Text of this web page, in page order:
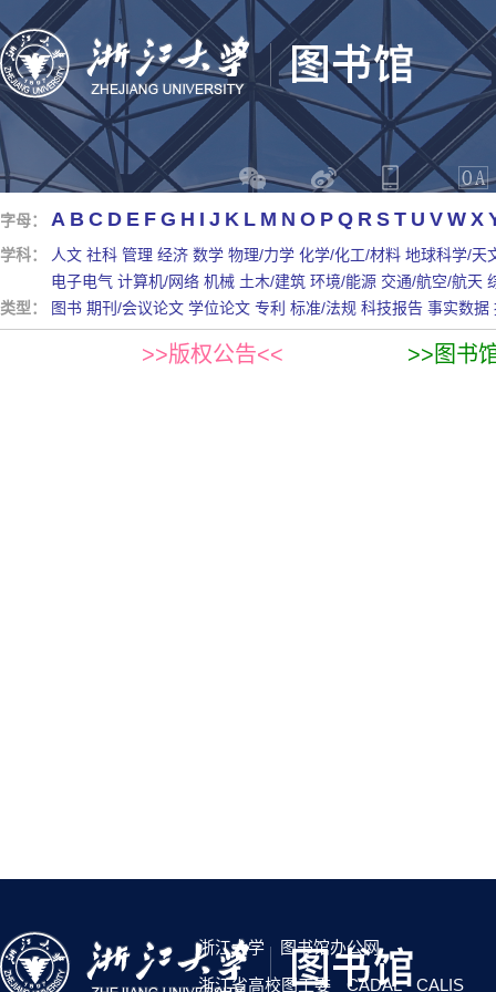
字母： A B C D E F G H I J K L M N O P Q R S T U V W X
学科： 人文 社科 管理 经济 数学 物理/力学 化学/化工/材料 地球科学/天
电子电气 计算机/网络 机械 土木/建筑 环境/能源 交通/航空/航天
类型：
图书 期刊/会议论文 学位论文 专利 标准/法规 科技报告 事实数据
>>版权公告<< >>图书
浙江大学
图书馆办公网
浙江省高校图工委
CADAL CALIS